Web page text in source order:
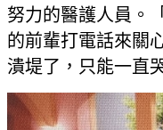
努力的醫護人員。
的前輩打電話來關
潰堤了，只能一直